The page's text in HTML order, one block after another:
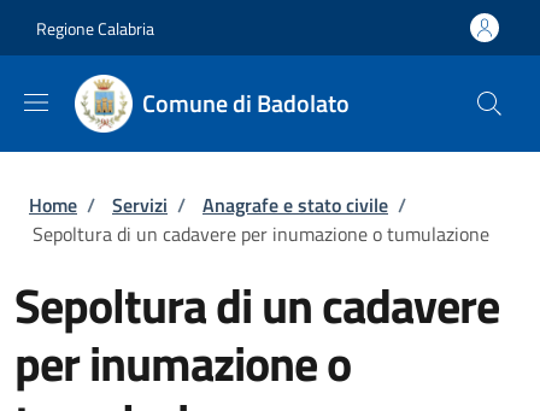
Regione Calabria
Comune di Badolato
Briciole di pane
Home / Servizi / Anagrafe e stato civile /
Sepoltura di un cadavere per inumazione o tumulazione
Sepoltura di un cadavere
per inumazione o